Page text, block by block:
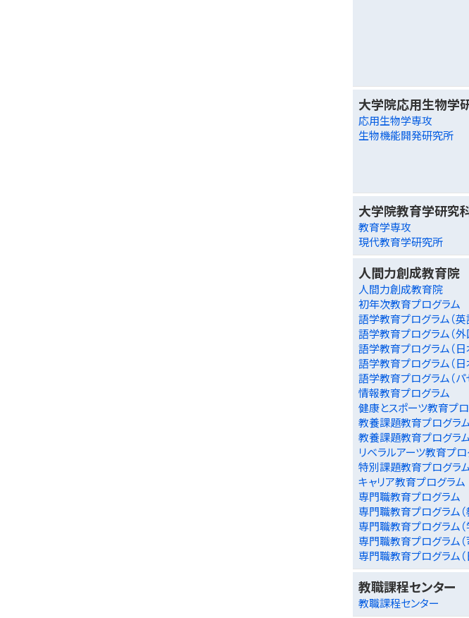
大学院応用生物学
応用生物学専攻
生物機能開発研究所
大学院教育学研究
教育学専攻
現代教育学研究所
人間力創成教育院
人間力創成教育院
初年次教育プログラム
語学教育プログラム（英
語学教育プログラム（外
語学教育プログラム（日
語学教育プログラム（日
語学教育プログラム（パ
情報教育プログラム
健康とスポーツ教育プ
教養課題教育プログラム
教養課題教育プログラム
リベラルアーツ教育プ
特別課題教育プログラ
キャリア教育プログラム
専門職教育プログラム
専門職教育プログラム（
専門職教育プログラム（
専門職教育プログラム（
専門職教育プログラム
教職課程センター
教職課程センター